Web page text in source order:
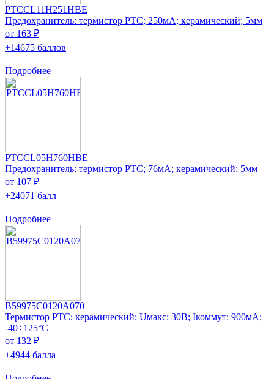
PTCCL11H251HBE
Предохранитель: термистор РТС; 250мА; керамический; 5мм
от 163 ₽
+14675 баллов
Подробнее
PTCCL05H760HBE
Предохранитель: термистор РТС; 76мА; керамический; 5мм
от 107 ₽
+24071 балл
Подробнее
B59975C0120A070
Термистор PTC; керамический; Uмакс: 30В; Iкоммут: 900мА;
-40÷125°C
от 132 ₽
+4944 балла